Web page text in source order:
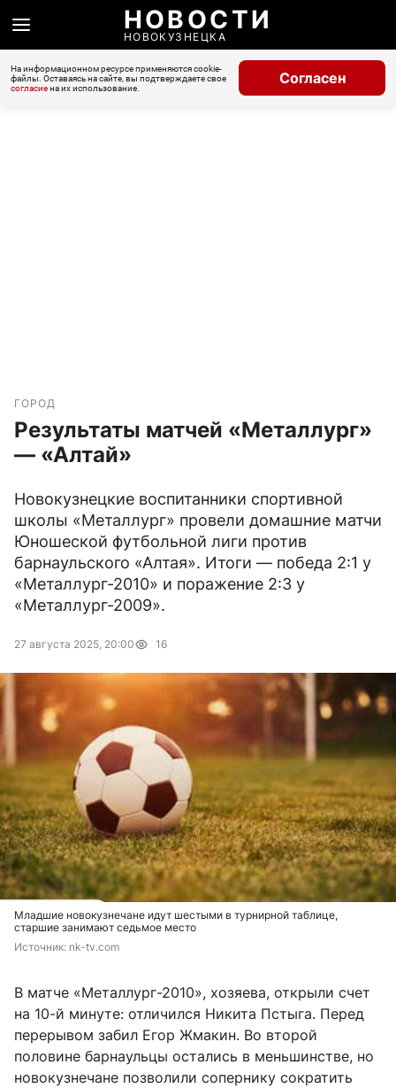
НОВОСТИ
НОВОКУЗНЕЦКА
На информационном ресурсе применяются cookie-
файлы. Оставаясь на сайте, вы подтверждаете свое
согласиена их использование.
Согласен
ГОРОД
Результаты матчей «Металлург»
— «Алтай»
Новокузнецкие воспитанники спортивной
школы «Металлург» провели домашние матчи
Юношеской футбольной лиги против
барнаульского «Алтая». Итоги — победа 2:1 у
«Металлург-2010» и поражение 2:3 у
«Металлург-2009».
27 августа 2025, 20:00 16
Младшие новокузнечане идут шестыми в турнирной таблице,
старшие занимают седьмое место
Источник: nk-tv.com
В матче «Металлург-2010», хозяева, открыли счет
на 10-й минуте: отличился Никита Пстыга. Перед
перерывом забил Егор Жмакин. Во второй
половине барнаульцы остались в меньшинстве, но
новокузнечане позволили сопернику сократить